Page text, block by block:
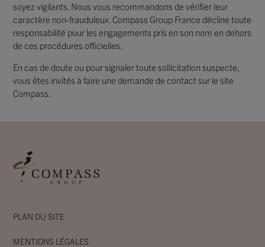
soyez vigilants. Nous vous recommandons de vérifier leur
caractère non-frauduleux. Compass Group France décline toute
responsabilité pour les engagements pris en son nom en dehors
de ces procédures officielles.
En cas de doute ou pour signaler toute sollicitation suspecte,
vous êtes invités à faire une demande de contact sur le site
Compass.
PLAN DU SITE
MENTIONS LÉGALES